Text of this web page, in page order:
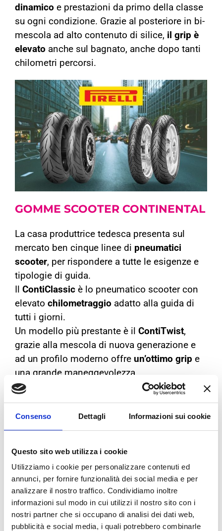
Consenso Dettagli Informazioni sui cookie
Questo sito web utilizza i cookie
Utilizziamo i cookie per personalizzare contenuti ed
annunci, per fornire funzionalità dei social media e per
analizzare il nostro traffico. Condividiamo inoltre
informazioni sul modo in cui utilizzi il nostro sito con i
nostri partner che si occupano di analisi dei dati web,
pubblicità e social media, i quali potrebbero combinarle
dinamico e prestazioni da primo della classe
su ogni condizione. Grazie al posteriore in bi-
mescola ad alto contenuto di silice, il grip è
elevato anche sul bagnato, anche dopo tanti
chilometri percorsi.
GOMME SCOOTER CONTINENTAL
La casa produttrice tedesca presenta sul
mercato ben cinque linee di pneumatici
scooter, per rispondere a tutte le esigenze e
tipologie di guida.
ContiClassic è lo pneumatico scooter con
elevato chilometraggio adatto alla guida di
tutti i giorni.
Un modello più prestante è il ContiTwist,
grazie alla mescola di nuova generazione e
ad un profilo moderno offre un’ottimo grip e
una grande maneggevolezza.
IlContiLB
è la gomma perfetta per la Vespa e
per i modelli di scooter anni 50, disponibile
anche con la fascia bianca (ContiLB WW).
Altro pneumatico per gli amanti dello stile
e per l’elevata capacità di carico
Per i veicoli elettrici, Continental ha
presentato ilContiGO, con un design
innovativo e una moderna mescola del
battistrada.